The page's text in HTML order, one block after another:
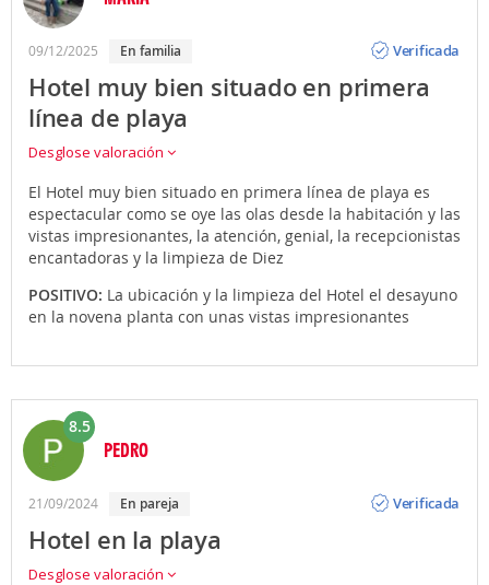
09/12/2025 En familia
Verificada
Hotel muy bien situado en primera
línea de playa
Desglose valoración
El Hotel muy bien situado en primera línea de playa es
espectacular como se oye las olas desde la habitación y las
vistas impresionantes, la atención, genial, la recepcionistas
encantadoras y la limpieza de Diez
POSITIVO: La ubicación y la limpieza del Hotel el desayuno
en la novena planta con unas vistas impresionantes
8.5
PEDRO
21/09/2024 En pareja
Verificada
Hotel en la playa
Desglose valoración